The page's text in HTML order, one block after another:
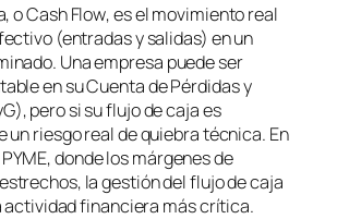
oCash Flow, es el movimiento real
(entradas y salidas) en un
Una empresa puede ser
en su Cuenta de Pérdidas y
pero si su flujo de caja es
un riesgo real de quiebra técnica. En
donde los márgenes de
la gestión del flujo de caja
actividad financiera más crítica.